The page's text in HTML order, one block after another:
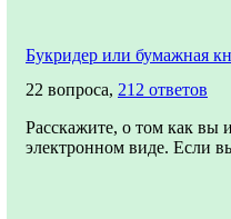
Букридер или бумажная
22 вопроса, 212 ответов
Расскажите, о том как вы
электронном виде. Если